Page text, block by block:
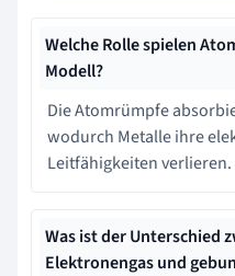
Welche Rolle spielen
Modell?
Die Atomrümpfe
wodurch Metalle ihre
Leitfähigkeiten verlieren.
Was ist der Unterschied
Elektronengas und